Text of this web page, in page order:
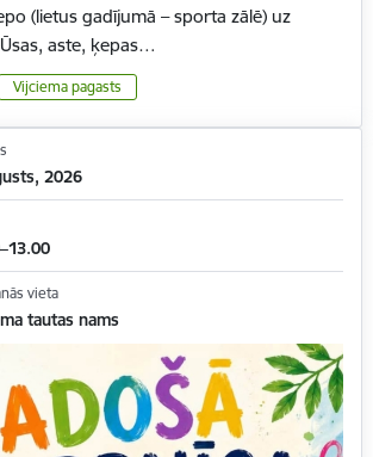
(lietus gadījumā – sporta zālē) uz
aste, ķepas…
Vijciema pagasts
2026
vieta
tautas nams